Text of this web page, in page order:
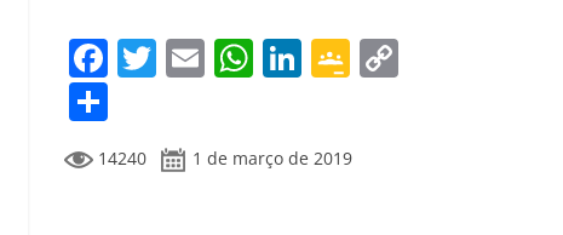
F
e
T
itt
er
E
l
W
s
Li
e
G
gl
o
m
14240 1 de março de 2019